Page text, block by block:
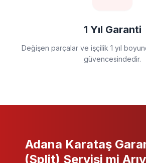
1 Yıl Garanti
Değişen parçalar ve işçilik 1 yıl
güvencesindedir.
Adana Karataş
(Split) Servisi mi